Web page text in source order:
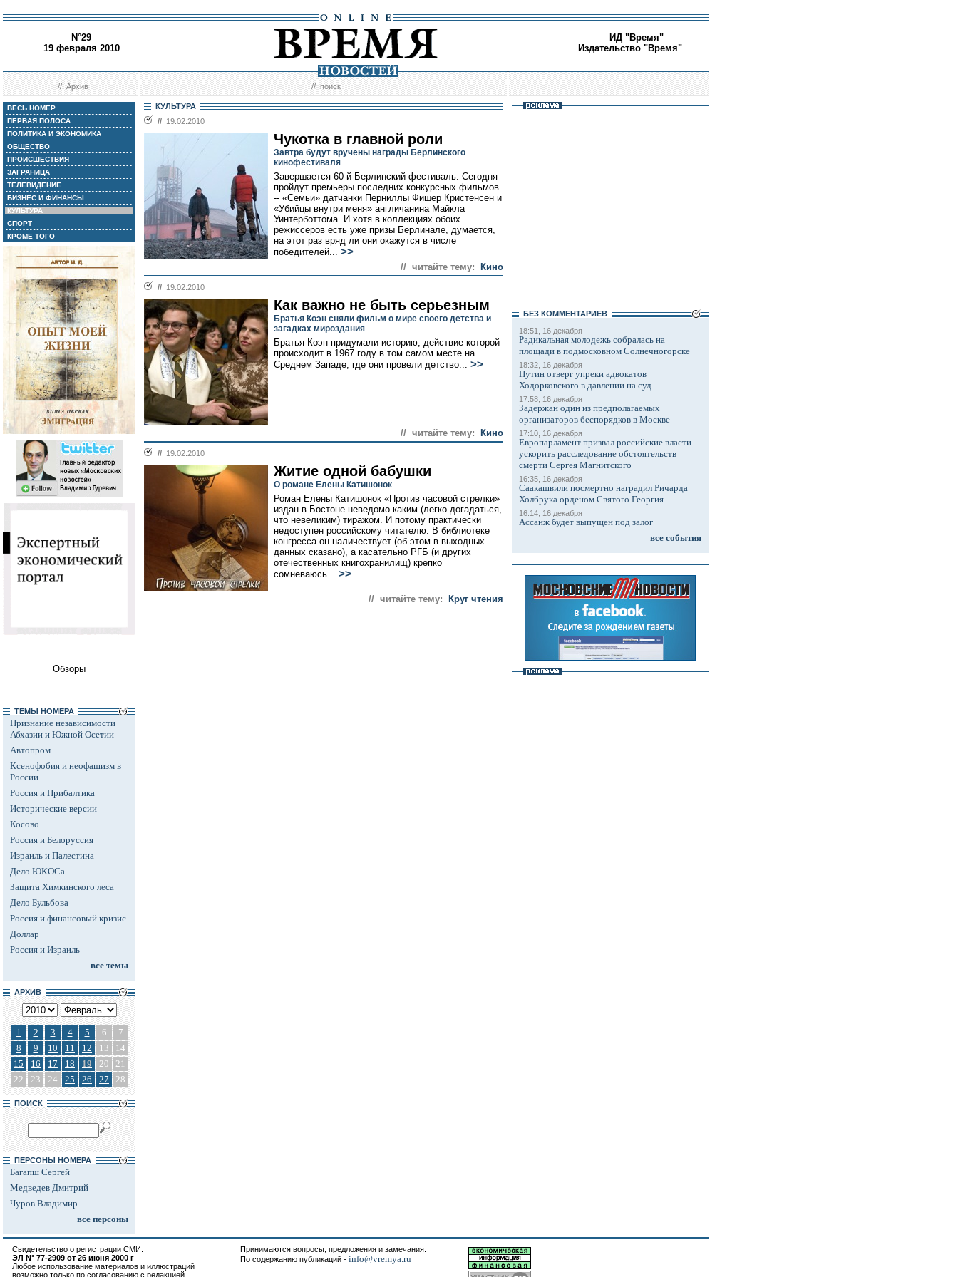
N°29
19 февраля 2010
ИД "Время"
Издательство "Время"
//Архив //поиск
ВЕСЬ НОМЕР
ПЕРВАЯ ПОЛОСА
ПОЛИТИКА И ЭКОНОМИКА
ОБЩЕСТВО
ПРОИСШЕСТВИЯ
ЗАГРАНИЦА
ТЕЛЕВИДЕНИЕ
БИЗНЕС И ФИНАНСЫ
КУЛЬТУРА
СПОРТ
КРОМЕ ТОГО
Обзоры
ТЕМЫ НОМЕРА
Признание независимости
Абхазии и Южной Осетии
Автопром
Ксенофобия и неофашизм в
России
Россия и Прибалтика
Исторические версии
Косово
Россия и Белоруссия
Израиль и Палестина
Дело ЮКОСа
Защита Химкинского леса
Дело Бульбова
Россия и финансовый кризис
Доллар
Россия и Израиль
все темы
АРХИВ
1 2 3 4 5 6
7
8
9 10 11 12 13
14
15
16 17 18 19 20
21
22
23 24 25 26 27 28
ПОИСК
ПЕРСОНЫ НОМЕРА
Багапш Сергей
Медведев Дмитрий
Чуров Владимир
все персоны
КУЛЬТУРА
// 19.02.2010
Чукотка в главной роли
Завтра будут вручены награды Берлинского
кинофестиваля
Завершается 60-й Берлинский фестиваль. Сегодня
пройдут премьеры последних конкурсных фильмов
-- «Семьи» датчанки Перниллы Фишер Кристенсен и
«Убийцы внутри меня» англичанина Майкла
Уинтерботтома. И хотя в коллекциях обоих
режиссеров есть уже призы Берлинале, думается,
на этот раз вряд ли они окажутся в числе
победителей... >>
// читайте тему: Кино
// 19.02.2010
Как важно не быть серьезным
Братья Коэн сняли фильм о мире своего детства и
загадках мироздания
Братья Коэн придумали историю, действие которой
происходит в 1967 году в том самом месте на
Среднем Западе, где они провели детство... >>
// читайте тему: Кино
// 19.02.2010
Житие одной бабушки
О романе Елены Катишонок
Роман Елены Катишонок «Против часовой стрелки»
издан в Бостоне неведомо каким (легко догадаться,
что невеликим) тиражом. И потому практически
недоступен российскому читателю. В библиотеке
конгресса он наличествует (об этом в выходных
данных сказано), а касательно РГБ (и других
отечественных книгохранилищ) крепко
сомневаюсь... >>
// читайте тему: Круг чтения
БЕЗ КОМMЕНТАРИЕВ
18:51, 16 декабря
Радикальная молодежь собралась на
площади в подмосковном Солнечногорске
18:32, 16 декабря
Путин отверг упреки адвокатов
Ходорковского в давлении на суд
17:58, 16 декабря
Задержан один из предполагаемых
организаторов беспорядков в Москве
17:10, 16 декабря
Европарламент призвал российские власти
ускорить расследование обстоятельств
смерти Сергея Магнитского
16:35, 16 декабря
Саакашвили посмертно наградил Ричарда
Холбрука орденом Святого Георгия
16:14, 16 декабря
Ассанж будет выпущен под залог
все события
Свидетельство о регистрации СМИ:
ЭЛ N° 77-2909 от 26 июня 2000 г
Любое использование материалов и иллюстраций
возможно только по согласованию с редакцией
Принимаются вопросы, предложения и замечания:
По содержанию публикаций - info@vremya.ru